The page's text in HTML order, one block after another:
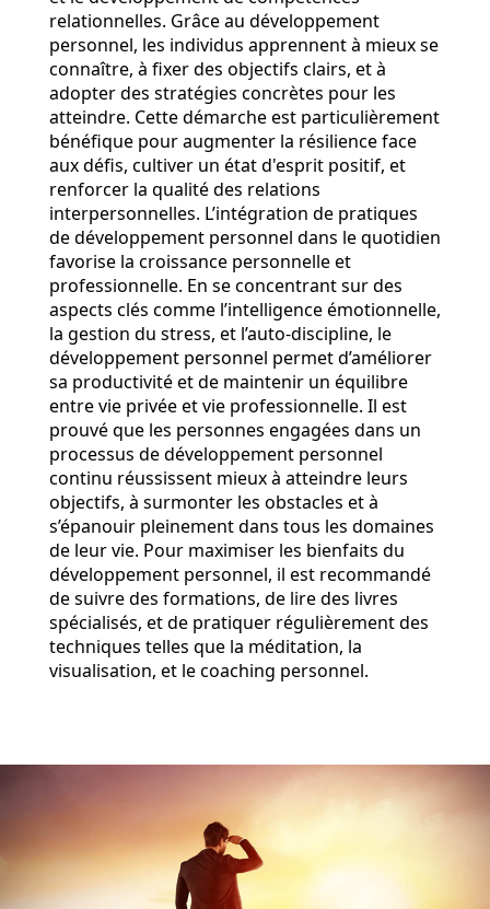
relationnelles. Grâce au développement
personnel, les individus apprennent à mieux se
connaître, à fixer des objectifs clairs, et à
adopter des stratégies concrètes pour les
atteindre. Cette démarche est particulièrement
bénéfique pour augmenter la résilience face
aux défis, cultiver un état d'esprit positif, et
renforcer la qualité des relations
interpersonnelles. L’intégration de pratiques
de développement personnel dans le quotidien
favorise la croissance personnelle et
professionnelle. En se concentrant sur des
aspects clés comme l’intelligence émotionnelle,
la gestion du stress, et l’auto-discipline, le
développement personnel permet d’améliorer
sa productivité et de maintenir un équilibre
entre vie privée et vie professionnelle. Il est
prouvé que les personnes engagées dans un
processus de développement personnel
continu réussissent mieux à atteindre leurs
objectifs, à surmonter les obstacles et à
s’épanouir pleinement dans tous les domaines
de leur vie. Pour maximiser les bienfaits du
développement personnel, il est recommandé
de suivre des formations, de lire des livres
spécialisés, et de pratiquer régulièrement des
techniques telles que la méditation, la
visualisation, et le coaching personnel.